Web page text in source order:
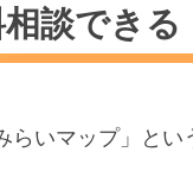
談でき
らいマップ」とい